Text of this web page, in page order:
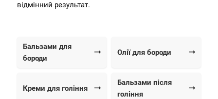
відмінний результат.
Бальзами для
бороди
Олії для бороди
Креми для гоління
Бальзами після
гоління